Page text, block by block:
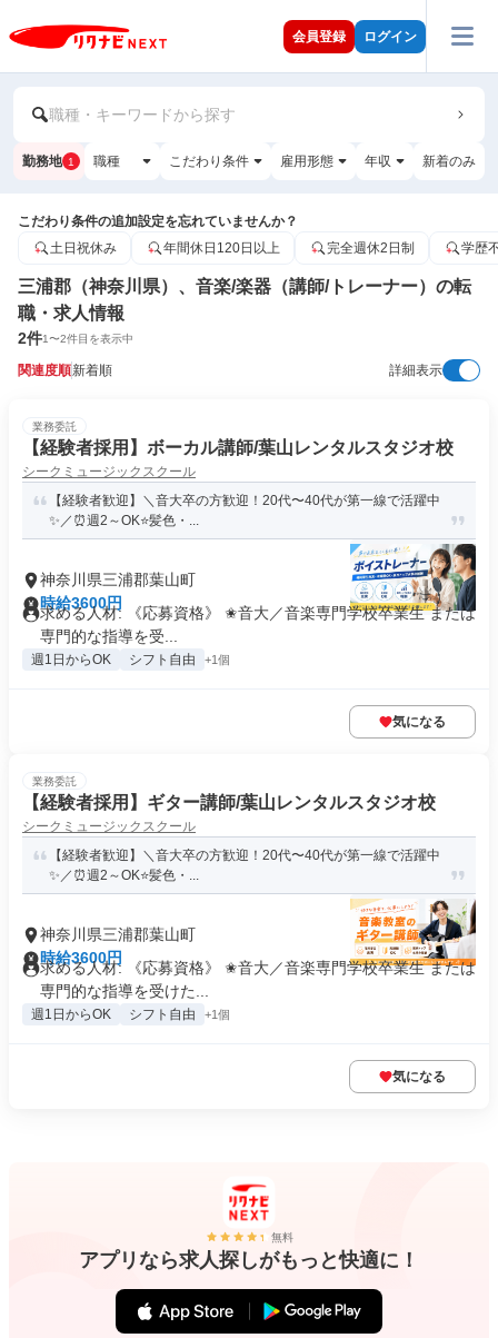
会員登録 ログイン
職種・キーワードから探す
勤務地 1 職種 こだわり条件 雇用形態 年収 新着のみ
こだわり条件の追加設定を忘れていませんか？
土日祝休み
年間休日120日以上 完全週休2日制 学歴
三浦郡（神奈川県）、音楽/楽器（講師/トレーナー）の転
職・求人情報
2件1〜2件目を表示中
関連度順新着順 詳細表示
業務委託
【経験者採用】ボーカル講師/葉山レンタルスタジオ校
シークミュージックスクール
【経験者歓迎】＼音大卒の方歓迎！20代〜40代が第一線で活躍中
✨️／⏰週2～OK⭐️髪色・...
神奈川県三浦郡葉山町
時給3600円
求める人材: 《応募資格》 ✬音大／音楽専門学校卒業生 または
専門的な指導を受...
週1日からOK シフト自由 +1個
気になる
業務委託
【経験者採用】ギター講師/葉山レンタルスタジオ校
シークミュージックスクール
【経験者歓迎】＼音大卒の方歓迎！20代〜40代が第一線で活躍中
✨️／⏰週2～OK⭐️髪色・...
神奈川県三浦郡葉山町
時給3600円
求める人材: 《応募資格》 ✬音大／音楽専門学校卒業生 または
専門的な指導を受けた...
週1日からOK シフト自由 +1個
気になる
無料
アプリなら求人探しがもっと快適に！